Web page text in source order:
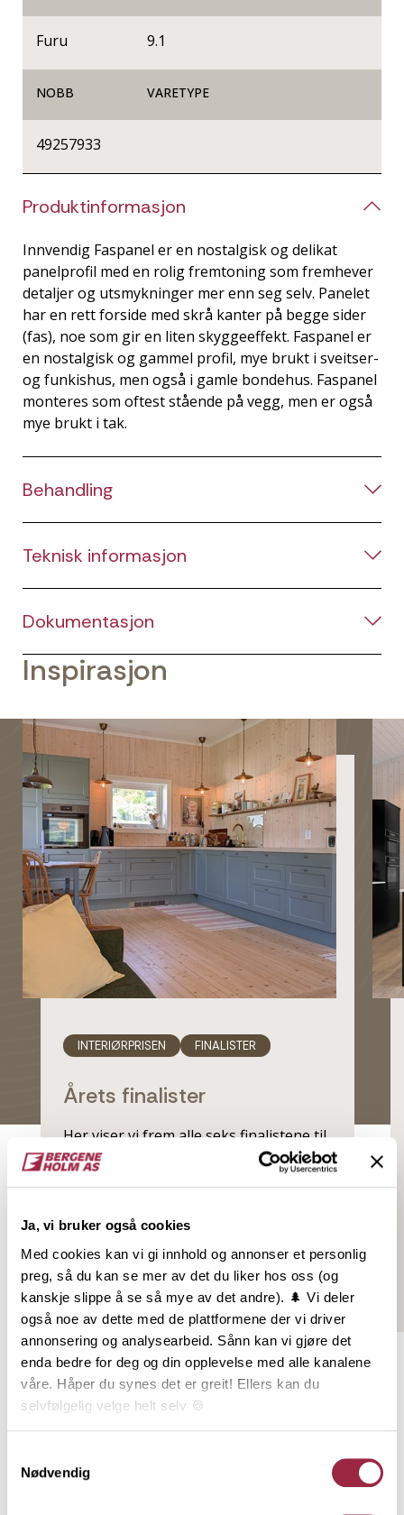
Ja, vi bruker også cookies
Med cookies kan vi gi innhold og annonser et personlig
preg, så du kan se mer av det du liker hos oss (og
kanskje slippe å se så mye av det andre). 🌲 Vi deler
også noe av dette med de plattformene der vi driver
annonsering og analysearbeid. Sånn kan vi gjøre det
enda bedre for deg og din opplevelse med alle kanalene
våre. Håper du synes det er greit! Ellers kan du
selvfølgelig velge helt selv 🍪
Nødvendig
Furu 9.1
NOBB VARETYPE
49257933
Produktinformasjon
Innvendig Faspanel er en nostalgisk og delikat
panelprofil med en rolig fremtoning som fremhever
detaljer og utsmykninger mer enn seg selv. Panelet
har en rett forside med skrå kanter på begge sider
(fas), noe som gir en liten skyggeeffekt. Faspanel er
en nostalgisk og gammel profil, mye brukt i sveitser-
og funkishus, men også i gamle bondehus. Faspanel
monteres som oftest stående på vegg, men er også
mye brukt i tak.
Behandling
Teknisk informasjon
Dokumentasjon
Inspirasjon
INTERIØRPRISEN FINALISTER
Årets finalister
Her viser vi frem alle seks finalistene til
Interiørprisen 2025, som alle har brukt
trematerialer på en inspirerende måte
Les mer
Relaterte produkter